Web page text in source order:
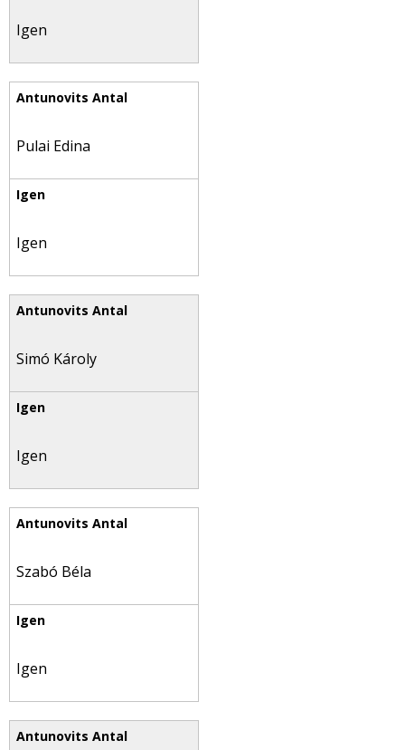
Igen
Pulai Edina
Igen
Simó Károly
Igen
Szabó Béla
Igen